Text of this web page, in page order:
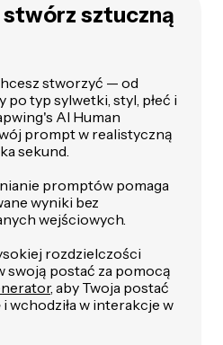
sztuczną
stworzyć — od
typ sylwetki, styl, płeć i
AI Human
prompt w realistyczną
sekund.
promptów pomaga
wyniki bez
wejściowych.
rozdzielczości
swoją postać za pomocą
, aby Twoja postać
i wchodziła w interakcje w